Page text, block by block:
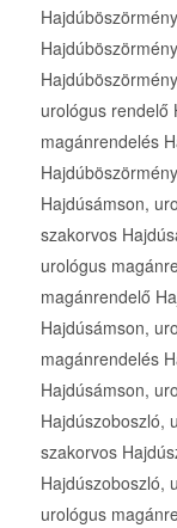
urológus rendelő
magánrendelés
Hajdúsámson,
szakorvos
urológus
magánrendelő
Hajdúsámson,
magánrendelés
Hajdúsámson,
Hajdúszoboszló,
szakorvos
Hajdúszoboszló,
urológus